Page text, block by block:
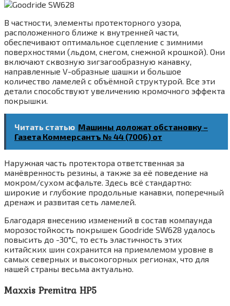
В частности, элементы протекторного узора,
расположенного ближе к внутренней части,
обеспечивают оптимальное сцепление с зимними
поверхностями (льдом, снегом, снежной крошкой). Они
включают сквозную зигзагообразную канавку,
направленные V-образные шашки и большое
количество ламелей с объёмной структурой. Все эти
детали способствуют увеличению кромочного эффекта
покрышки.
Читать статью Машины доложат обстановку –
Газета Коммерсантъ № 44 (7006) от
Наружная часть протектора ответственная за
манёвренность резины, а также за её поведение на
мокром/сухом асфальте. Здесь всё стандартно:
широкие и глубокие продольные канавки, поперечный
дренаж и развитая сеть ламелей.
Благодаря внесению изменений в состав компаунда
морозостойкость покрышек Goodride SW628 удалось
повысить до -30°C, то есть эластичность этих
китайских шин сохранится на приемлемом уровне в
самых северных и высокогорных регионах, что для
нашей страны весьма актуально.
Maxxis Premitra HP5